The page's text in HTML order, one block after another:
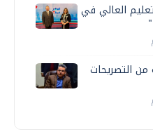
العالي في
التصريحات